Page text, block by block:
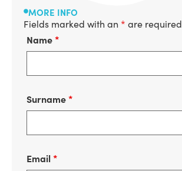
MORE INFO
Fields marked with an * are required
Name*
Surname*
Email*